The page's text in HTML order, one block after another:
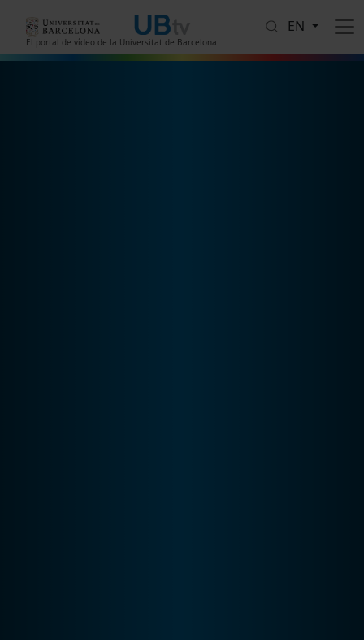
El portal de vídeo de la Universitat de Barcelona
EN